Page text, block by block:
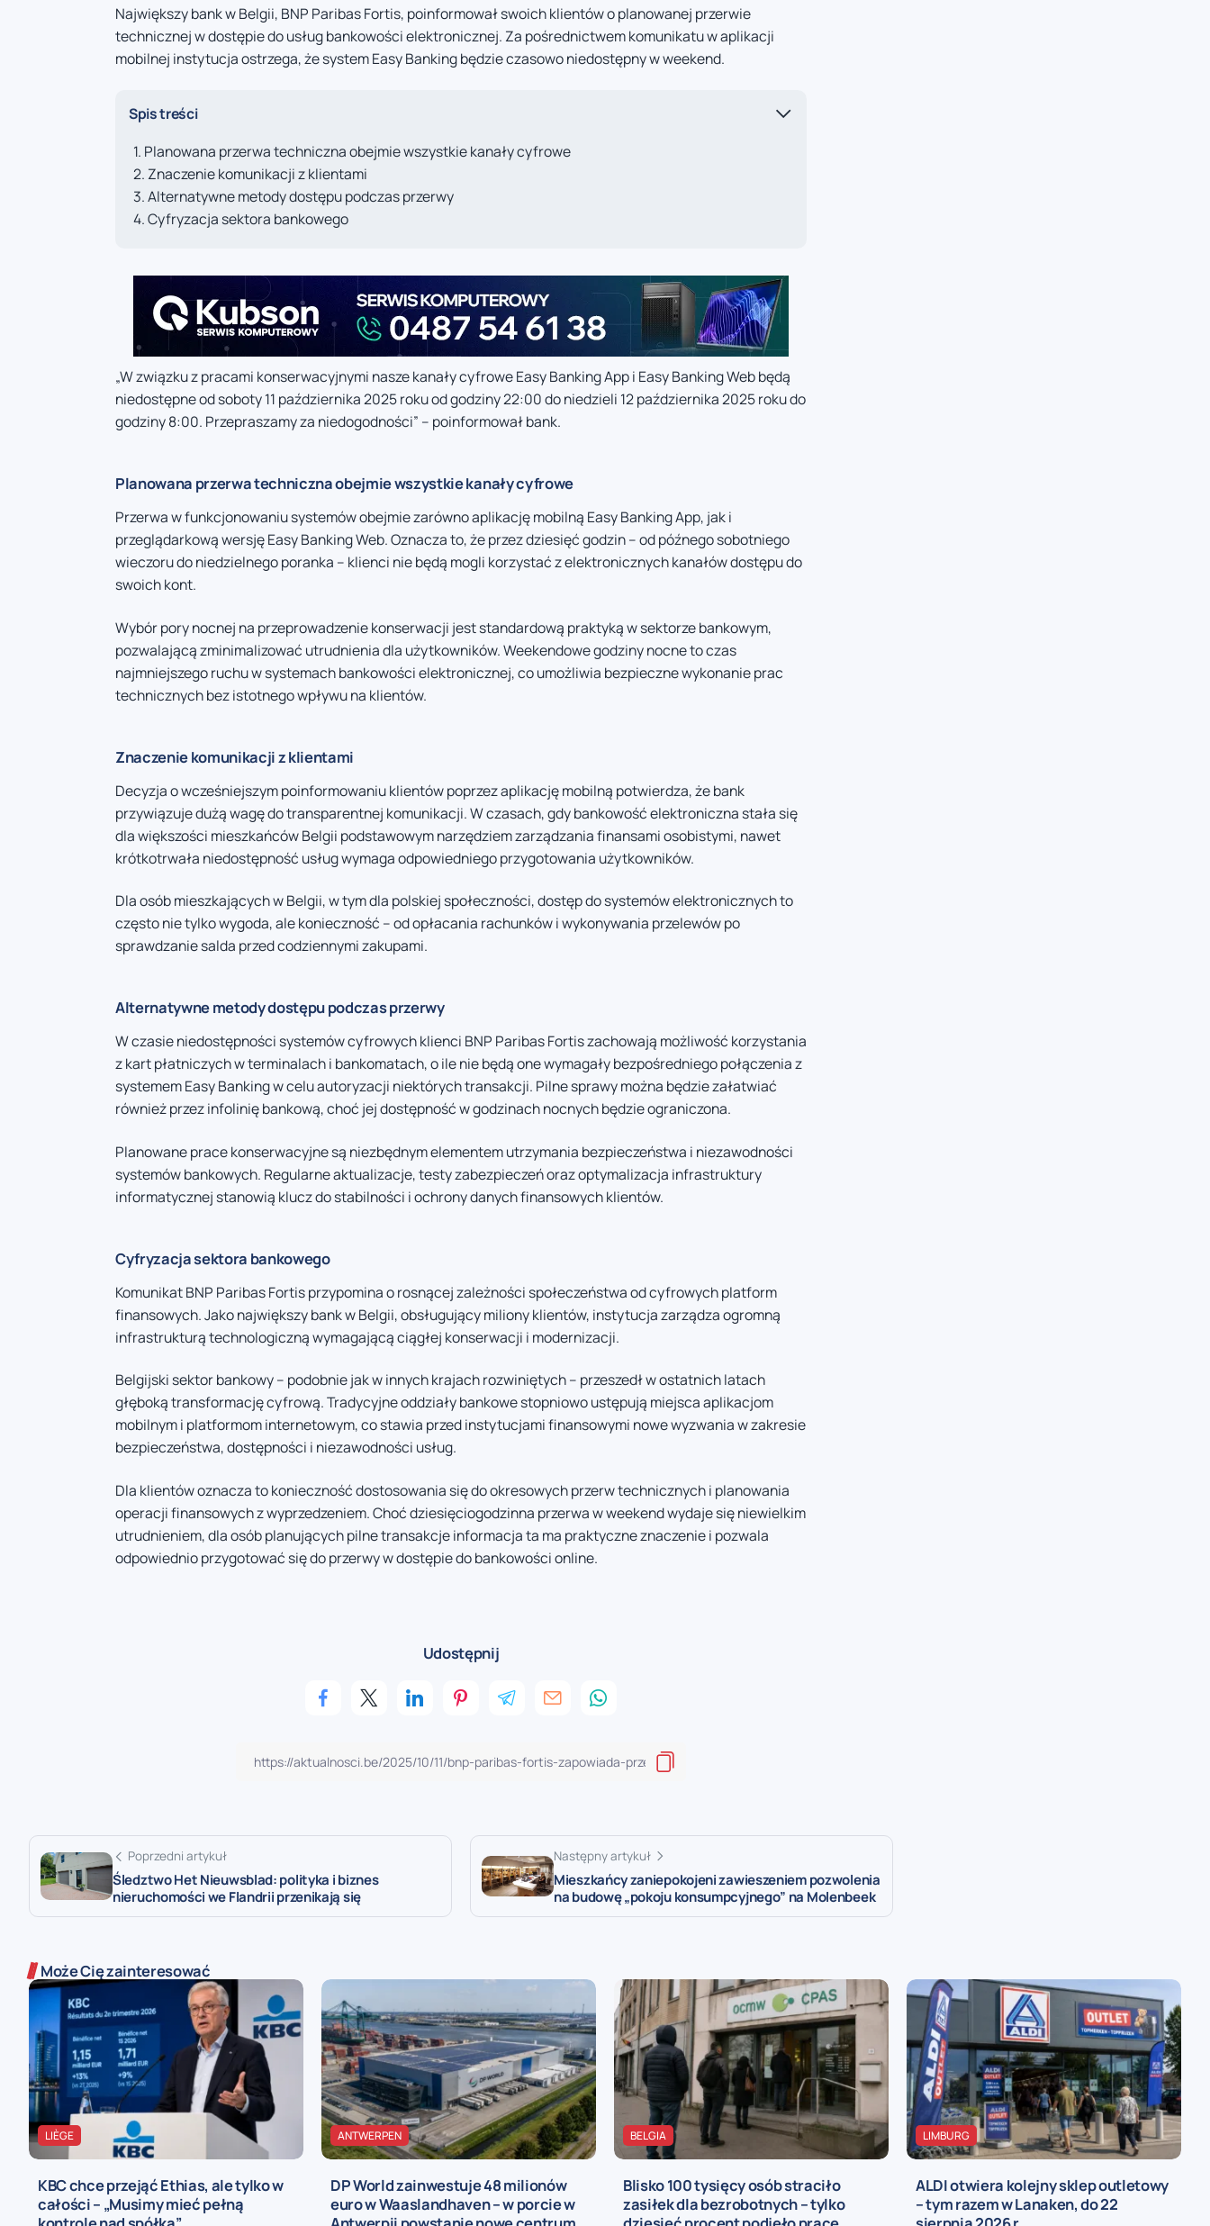
Największy bank w Belgii, BNP Paribas Fortis, poinformował swoich klientów o planowanej przerwie
technicznej w dostępie do usług bankowości elektronicznej. Za pośrednictwem komunikatu w aplikacji
mobilnej instytucja ostrzega, że system Easy Banking będzie czasowo niedostępny w weekend.
Spis treści
Planowana przerwa techniczna obejmie wszystkie kanały cyfrowe
Znaczenie komunikacji z klientami
Alternatywne metody dostępu podczas przerwy
Cyfryzacja sektora bankowego
„W związku z pracami konserwacyjnymi nasze kanały cyfrowe Easy Banking App i Easy Banking Web będą
niedostępne od soboty 11 października 2025 roku od godziny 22:00 do niedzieli 12 października 2025 roku do
godziny 8:00. Przepraszamy za niedogodności” – poinformował bank.
Planowana przerwa techniczna obejmie wszystkie kanały cyfrowe
Przerwa w funkcjonowaniu systemów obejmie zarówno aplikację mobilną Easy Banking App, jak i
przeglądarkową wersję Easy Banking Web. Oznacza to, że przez dziesięć godzin – od późnego sobotniego
wieczoru do niedzielnego poranka – klienci nie będą mogli korzystać z elektronicznych kanałów dostępu do
swoich kont.
Wybór pory nocnej na przeprowadzenie konserwacji jest standardową praktyką w sektorze bankowym,
pozwalającą zminimalizować utrudnienia dla użytkowników. Weekendowe godziny nocne to czas
najmniejszego ruchu w systemach bankowości elektronicznej, co umożliwia bezpieczne wykonanie prac
technicznych bez istotnego wpływu na klientów.
Znaczenie komunikacji z klientami
Decyzja o wcześniejszym poinformowaniu klientów poprzez aplikację mobilną potwierdza, że bank
przywiązuje dużą wagę do transparentnej komunikacji. W czasach, gdy bankowość elektroniczna stała się
dla większości mieszkańców Belgii podstawowym narzędziem zarządzania finansami osobistymi, nawet
krótkotrwała niedostępność usług wymaga odpowiedniego przygotowania użytkowników.
Dla osób mieszkających w Belgii, w tym dla polskiej społeczności, dostęp do systemów elektronicznych to
często nie tylko wygoda, ale konieczność – od opłacania rachunków i wykonywania przelewów po
sprawdzanie salda przed codziennymi zakupami.
Alternatywne metody dostępu podczas przerwy
W czasie niedostępności systemów cyfrowych klienci BNP Paribas Fortis zachowają możliwość korzystania
z kart płatniczych w terminalach i bankomatach, o ile nie będą one wymagały bezpośredniego połączenia z
systemem Easy Banking w celu autoryzacji niektórych transakcji. Pilne sprawy można będzie załatwiać
również przez infolinię bankową, choć jej dostępność w godzinach nocnych będzie ograniczona.
Planowane prace konserwacyjne są niezbędnym elementem utrzymania bezpieczeństwa i niezawodności
systemów bankowych. Regularne aktualizacje, testy zabezpieczeń oraz optymalizacja infrastruktury
informatycznej stanowią klucz do stabilności i ochrony danych finansowych klientów.
Cyfryzacja sektora bankowego
Komunikat BNP Paribas Fortis przypomina o rosnącej zależności społeczeństwa od cyfrowych platform
finansowych. Jako największy bank w Belgii, obsługujący miliony klientów, instytucja zarządza ogromną
infrastrukturą technologiczną wymagającą ciągłej konserwacji i modernizacji.
Belgijski sektor bankowy – podobnie jak w innych krajach rozwiniętych – przeszedł w ostatnich latach
głęboką transformację cyfrową. Tradycyjne oddziały bankowe stopniowo ustępują miejsca aplikacjom
mobilnym i platformom internetowym, co stawia przed instytucjami finansowymi nowe wyzwania w zakresie
bezpieczeństwa, dostępności i niezawodności usług.
Dla klientów oznacza to konieczność dostosowania się do okresowych przerw technicznych i planowania
operacji finansowych z wyprzedzeniem. Choć dziesięciogodzinna przerwa w weekend wydaje się niewielkim
utrudnieniem, dla osób planujących pilne transakcje informacja ta ma praktyczne znaczenie i pozwala
odpowiednio przygotować się do przerwy w dostępie do bankowości online.
Udostępnij
Poprzedni artykuł
Śledztwo Het Nieuwsblad: polityka i biznes
nieruchomości we Flandrii przenikają się
Następny artykuł
Mieszkańcy zaniepokojeni zawieszeniem pozwolenia
na budowę „pokoju konsumpcyjnego” na Molenbeek
Może Cię zainteresować
LIÈGE
KBC chce przejąć Ethias, ale tylko w
całości – „Musimy mieć pełną
ANTWERPEN
DP World zainwestuje 48 milionów
euro w Waaslandhaven – w porcie w
BELGIA
Blisko 100 tysięcy osób straciło
zasiłek dla bezrobotnych – tylko
LIMBURG
ALDI otwiera kolejny sklep outletowy
– tym razem w Lanaken, do 22